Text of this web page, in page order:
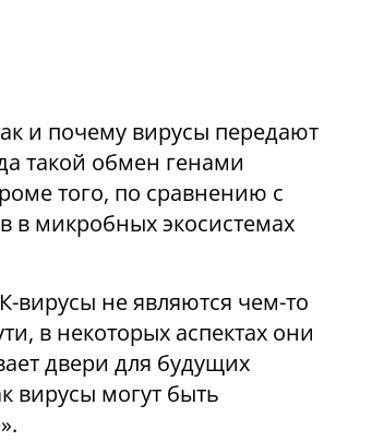
и почему вирусы передают
такой обмен генами
того, по сравнению с
в микробных экосистемах
не являются чем-то
в некоторых аспектах они
двери для будущих
вирусы могут быть